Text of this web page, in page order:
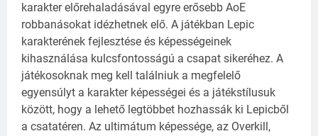
karakter előrehaladásával egyre erősebb AoE
robbanásokat idézhetnek elő. A játékban Lepic
karakterének fejlesztése és képességeinek
kihasználása kulcsfontosságú a csapat sikeréhez. A
játékosoknak meg kell találniuk a megfelelő
egyensúlyt a karakter képességei és a játékstílusuk
között, hogy a lehető legtöbbet hozhassák ki Lepicből
a csatatéren. Az ultimátum képessége, az Overkill,